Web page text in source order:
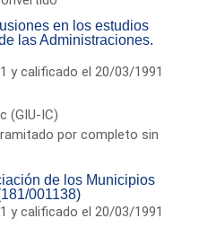
en los estudios
las Administraciones.
y calificado el 20/03/1991
(GIU-IC)
por completo sin
de los Municipios
001138)
y calificado el 20/03/1991